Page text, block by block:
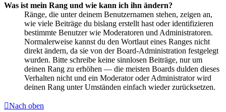
Was ist mein Rang und wie kann ich ihn ändern?
Ränge, die unter deinem Benutzernamen stehen, zeigen an,
wie viele Beiträge du bislang erstellt hast oder identifizieren
bestimmte Benutzer wie Moderatoren und Administratoren.
Normalerweise kannst du den Wortlaut eines Ranges nicht
direkt ändern, da sie von der Board-Administration festgelegt
wurden. Bitte schreibe keine sinnlosen Beiträge, nur um
deinen Rang zu erhöhen — die meisten Boards dulden dieses
Verhalten nicht und ein Moderator oder Administrator wird
deinen Rang unter Umständen einfach wieder zurücksetzen.
Nach oben